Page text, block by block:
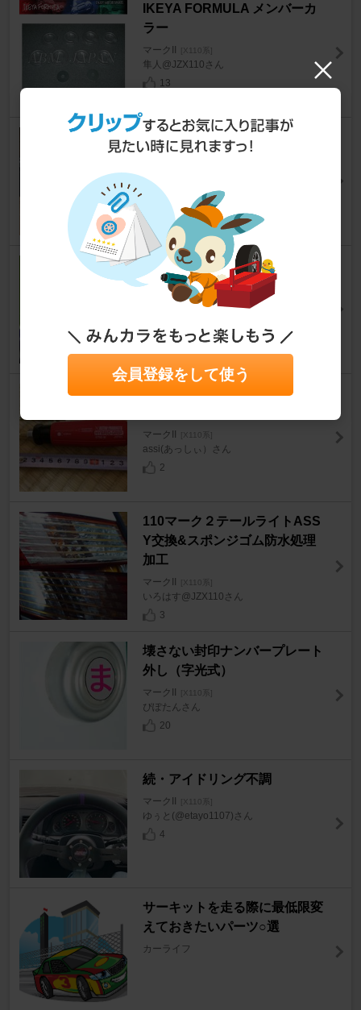
IKEYA FORMULA メンバーカ
ラー
マークII [X110系]
隼人@JZX110さん
13
トヨタ(純正) トヨタ純正 DVD
ナビユニット 86841-52020
マークII
ゼノールさん
エンドレス ６POTキャリパー
マークII [X110系]
かずＤさん
ASTRO PRODUCTS ハイブリ
マークII [X110系]
assi(あっしぃ）さん
2
110マーク２テールライトASS
Y交換&スポンジゴム防水処理
加工
マークII [X110系]
いろはす@JZX110さん
3
壊さない封印ナンバープレート
外し（字光式）
マークII [X110系]
ぴぽたんさん
20
続・アイドリング不調
マークII [X110系]
ゆぅと(@etayo1107)さん
4
サーキットを走る際に最低限変
えておきたいパーツ○選
カーライフ
会員登録をして使う